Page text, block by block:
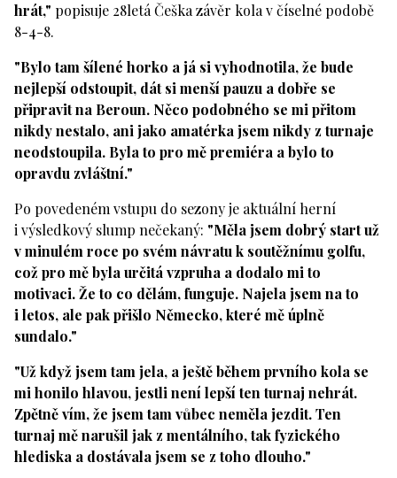
hrát," popisuje 28letá Češka závěr kola v číselné podobě
8-4-8.
"Bylo tam šílené horko a já si vyhodnotila, že bude
nejlepší odstoupit, dát si menší pauzu a dobře se
připravit na Beroun. Něco podobného se mi přitom
nikdy nestalo, ani jako amatérka jsem nikdy z turnaje
neodstoupila. Byla to pro mě premiéra a bylo to
opravdu zvláštní."
Po povedeném vstupu do sezony je aktuální herní
i výsledkový slump nečekaný: "Měla jsem dobrý start už
v minulém roce po svém návratu k soutěžnímu golfu,
což pro mě byla určitá vzpruha a dodalo mi to
motivaci. Že to co dělám, funguje. Najela jsem na to
i letos, ale pak přišlo Německo, které mě úplně
sundalo."
"Už když jsem tam jela, a ještě během prvního kola se
mi honilo hlavou, jestli není lepší ten turnaj nehrát.
Zpětně vím, že jsem tam vůbec neměla jezdit. Ten
turnaj mě narušil jak z mentálního, tak fyzického
hlediska a dostávala jsem se z toho dlouho."